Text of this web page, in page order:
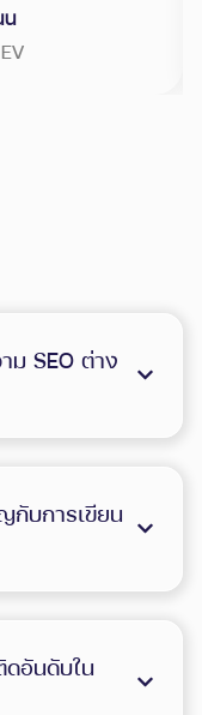
ม SEO ต่าง
กับการเขียน
ดอันดับใน